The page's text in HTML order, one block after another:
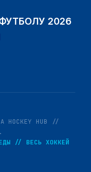
2026
HOCKEY HUB //
// ВЕСЬ ХОККЕЙ